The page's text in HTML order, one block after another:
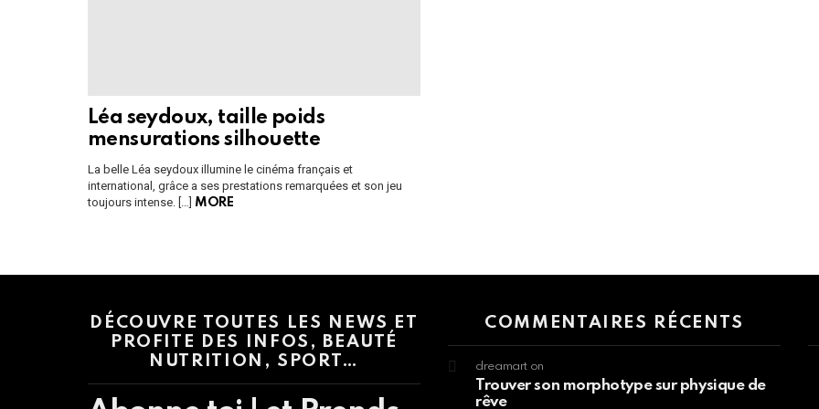
Léa seydoux, taille poids
mensurations silhouette
La belle Léa seydoux illumine le cinéma français et
international, grâce a ses prestations remarquées et son jeu
toujours intense. […] MORE
DÉCOUVRE TOUTES LES NEWS ET
PROFITE DES INFOS, BEAUTÉ
NUTRITION, SPORT…
COMMENTAIRES RÉCENTS
dreamart on
Trouver son morphotype sur physique de
rêve